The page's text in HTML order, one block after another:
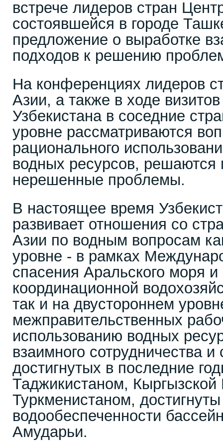
встрече лидеров стран
состоявшейся в городе
предложение о выработке
подходов к решению
На конференциях лидеров
Азии, а также в ходе
Узбекистана в соседние
уровне рассматриваются
рационального
водных ресурсов, решаются
нерешенные проблемы.
В настоящее время
развивает отношения со
Азии по водным вопросам
уровне - в рамках
спасения Аральского моря
координационной
так и на двустороннем
межправительственных
использованию водных
взаимного сотрудничества
достигнутых в последние
Таджикистаном, Кыргызской
Туркменистаном,
водообеспеченности
Амударьи.